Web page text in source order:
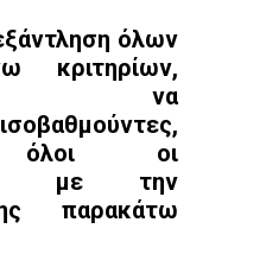
όλων
κριτηρίων,
να
όλοι οι
με την
παρακάτω